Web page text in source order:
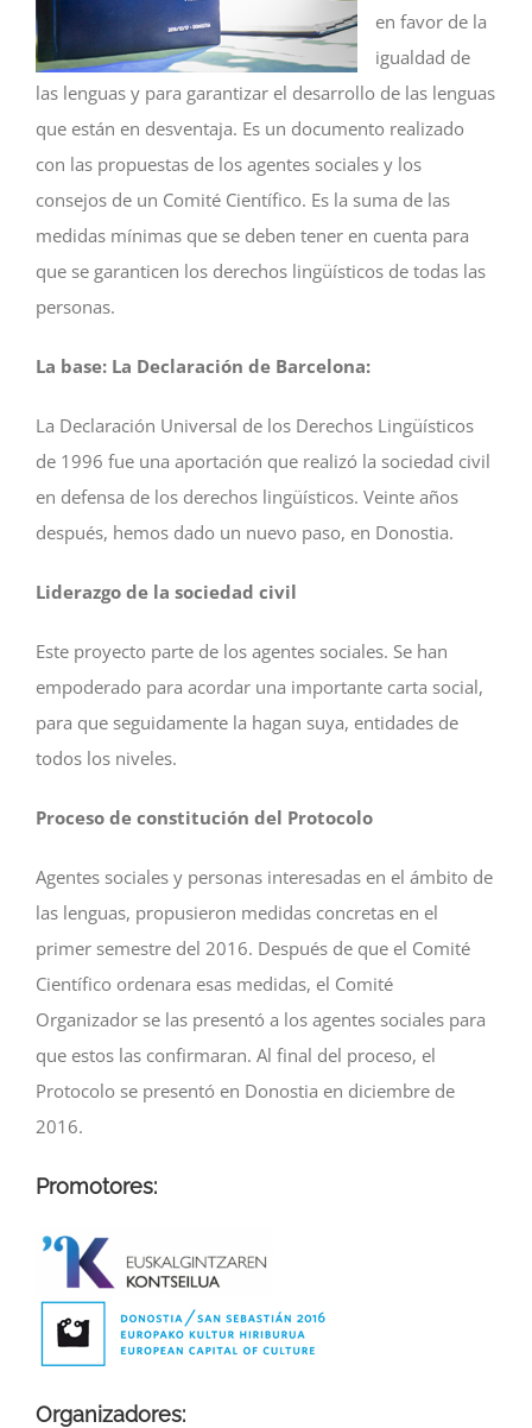
en favor de la
igualdad de
las lenguas y para garantizar el desarrollo de las lenguas
que están en desventaja. Es un documento realizado
con las propuestas de los agentes sociales y los
consejos de un Comité Científico. Es la suma de las
medidas mínimas que se deben tener en cuenta para
que se garanticen los derechos lingüísticos de todas las
personas.
La base: La Declaración de Barcelona:
La Declaración Universal de los Derechos Lingüísticos
de 1996 fue una aportación que realizó la sociedad civil
en defensa de los derechos lingüísticos. Veinte años
después, hemos dado un nuevo paso, en Donostia.
Liderazgo de la sociedad civil
Este proyecto parte de los agentes sociales. Se han
empoderado para acordar una importante carta social,
para que seguidamente la hagan suya, entidades de
todos los niveles.
Proceso de constitución del Protocolo
Agentes sociales y personas interesadas en el ámbito de
las lenguas, propusieron medidas concretas en el
primer semestre del 2016. Después de que el Comité
Científico ordenara esas medidas, el Comité
Organizador se las presentó a los agentes sociales para
que estos las confirmaran. Al final del proceso, el
Protocolo se presentó en Donostia en diciembre de
2016.
Promotores:
Organizadores: